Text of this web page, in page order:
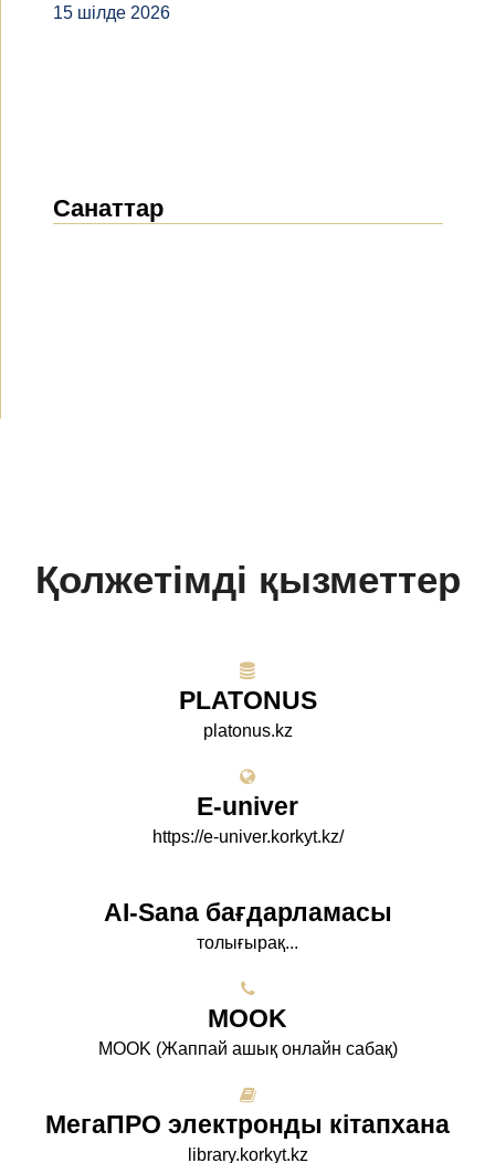
15 шілде 2026
Санаттар
Қолжетімді қызметтер
PLATONUS
platonus.kz
E-univer
https://e-univer.korkyt.kz/
AI-Sana бағдарламасы
толығырақ...
МООK
МООK (Жаппай ашық онлайн сабақ)
МегаПРО электронды кітапхана
library.korkyt.kz